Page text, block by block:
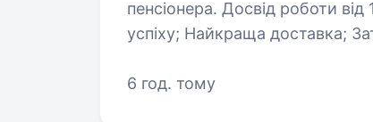
пенсіонера. Досвід роботи від 1 року. Наші переваги:
успіху; Найкраща доставка; Затишний офіс; Справедливе ставлення
GPS-логера); надаємо
6 год. тому